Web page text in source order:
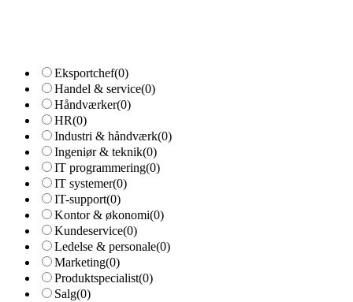
Eksportchef(0)
Handel & service(0)
Håndværker(0)
HR(0)
Industri & håndværk(0)
Ingeniør & teknik(0)
IT programmering(0)
IT systemer(0)
IT-support(0)
Kontor & økonomi(0)
Kundeservice(0)
Ledelse & personale(0)
Marketing(0)
Produktspecialist(0)
Salg(0)